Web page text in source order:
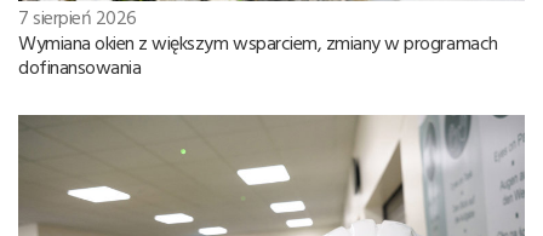
7 sierpień 2026
Wymiana okien z większym wsparciem, zmiany w programach
dofinansowania